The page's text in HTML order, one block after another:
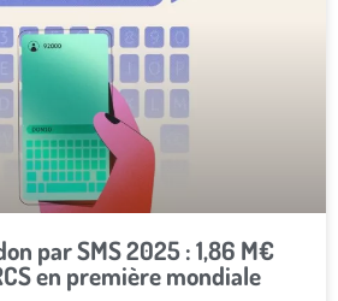
par SMS 2025 : 1,86 M€
en première mondiale